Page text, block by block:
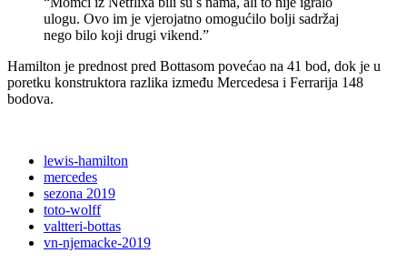
ulogu. Ovo im je vjerojatno omogućilo bolji sadržaj
nego bilo koji drugi vikend.”
Hamilton je prednost pred Bottasom povećao na 41 bod, dok je u
poretku konstruktora razlika između Mercedesa i Ferrarija 148
bodova.
lewis-hamilton
mercedes
sezona 2019
toto-wolff
valtteri-bottas
vn-njemacke-2019